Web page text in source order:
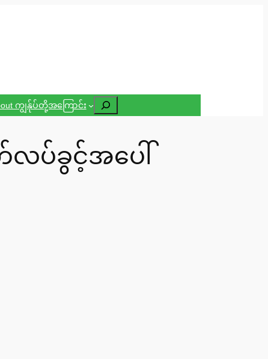
ကျွန်ုပ်တို့အကြောင်း Search
လပ်ခွင့်အပေါ်